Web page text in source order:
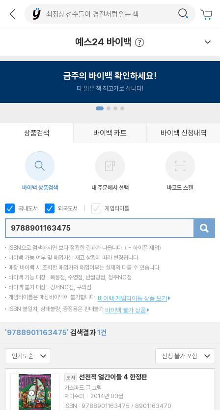
예스24 바이백
금주의 바이백 확인하세요!
다 읽은 책 최고가로 삽니다!
상품검색 바이백 카트 바이백 신청내역
바이백 상품검색 내 주문에서 선택 바코드 스캔
국내도서 외국도서 게임타이틀
ISBN으로 검색하시면 보다 정확한 결과가 나옵니다. ( - 하이픈 제외)
바이백 가능 여부 및 매입가는 재고 상황에 따라 변경됩니다.
매장 바이백 시 조회한 매입가와 매입여부는 실제와 다를 수 있습니다.
바이백 가능 매장 : 목동점, 수영점, 반월당점, 청주NC점
바이백 불가 매장 : 강서NC점, 구의점
게임타이틀은 매장바이백이 불가합니다. 바이백 게임타이틀 상품 보기
ISBN 불일치, 상태불량, 증정용은 판매불가 바이백 불가 상품
'9788901163475' 검색결과1건
도서 선천적 얼간이들 4 한정판
가스파드 글,그림
재미주의 | 2014년 03월
ISBN : 9788901163475 / 8901163470